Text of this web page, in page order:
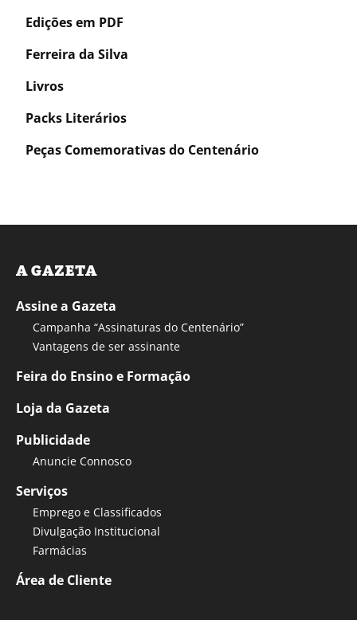
Edições em PDF
Ferreira da Silva
Livros
Packs Literários
Peças Comemorativas do Centenário
A GAZETA
Assine a Gazeta
Campanha “Assinaturas do Centenário”
Vantagens de ser assinante
Feira do Ensino e Formação
Loja da Gazeta
Publicidade
Anuncie Connosco
Serviços
Emprego e Classificados
Divulgação Institucional
Farmácias
Área de Cliente